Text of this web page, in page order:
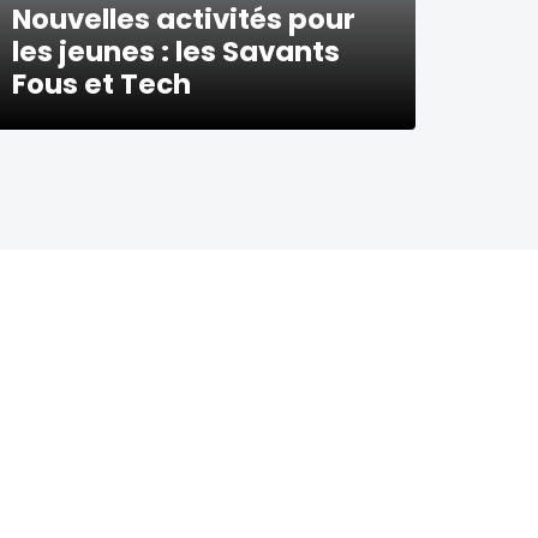
Nouvelles activités pour
les jeunes : les Savants
Fous et Tech